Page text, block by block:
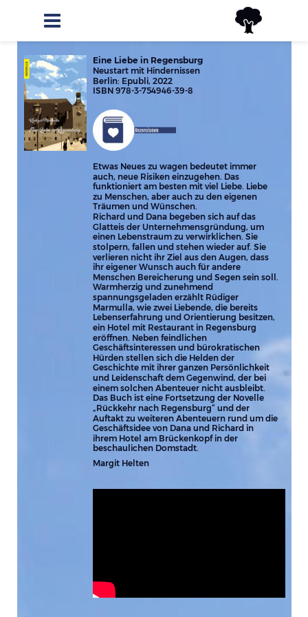
Eine Liebe in Regensburg
Neustart mit Hindernissen
Berlin: Epubli, 2022
ISBN 978-3-754946-39-8
Etwas Neues zu wagen bedeutet immer
auch, neue Risiken einzugehen. Das
funktioniert am besten mit viel Liebe. Liebe
zu Menschen, aber auch zu den eigenen
Träumen und Wünschen.
Richard und Dana begeben sich auf das
Glatteis der Unternehmensgründung, um
einen Lebenstraum zu verwirklichen. Sie
stolpern, fallen und stehen wieder auf. Sie
verlieren nicht ihr Ziel aus den Augen, dass
ihr eigener Wunsch auch für andere
Menschen Bereicherung und Segen sein soll.
Warmherzig und zunehmend
spannungsgeladen erzählt Rüdiger
Marmulla, wie zwei Liebende, die bereits
Lebenserfahrung und Orientierung besitzen,
ein Hotel mit Restaurant in Regensburg
eröffnen. Neben feindlichen
Geschäftsinteressen und bürokratischen
Hürden stellen sich die Helden der
Geschichte mit ihrer ganzen Persönlichkeit
und Leidenschaft dem Gegenwind, der bei
einem solchen Abenteuer nicht ausbleibt.
Das Buch ist eine Fortsetzung der Novelle
„Rückkehr nach Regensburg“ und der
Auftakt zu weiteren Abenteuern rund um die
Geschäftsidee von Dana und Richard in
ihrem Hotel am Brückenkopf in der
beschaulichen Domstadt.
Margit Helten